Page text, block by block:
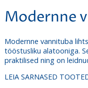
Modernne
Modernne vannituba
tööstusliku alatooniga.
praktilised ning on
LEIA SARNASED